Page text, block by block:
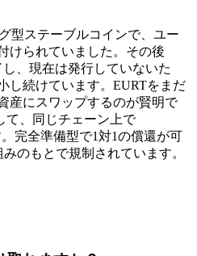
型ステーブルコインで、ユー
けられていました。その後
、現在は発行していないた
し続けています。EURTをまだ
産にスワップするのが賢明で
て、同じチェーン上で
完全準備型で1対1の償還が可
のもとで規制されています。